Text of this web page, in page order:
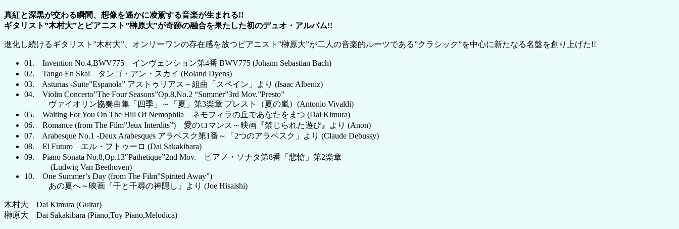
真紅と深黒が交わる瞬間、想像を遙かに凌駕する音楽が生まれる!!
ギタリスト”木村大”とピアニスト”榊原大”が奇跡の融合を果たした初のデュオ・アルバム!!
進化し続けるギタリスト”木村大”、オンリーワンの存在感を放つピアニスト”榊原大”が二人の音楽的ルーツである”クラシック”を中心に新たなる名盤を創り上げた!!
01. Invention No.4,BWV775 インヴェンション第4番 BWV775 (Johann Sebastian Bach)
02. Tango En Skai タンゴ・アン・スカイ (Roland Dyens)
03. Asturias -Suite”Espanola” アストゥリアス～組曲「スペイン」より (Isaac Albeniz)
04. Violin Concerto”The Four Seasons”Op.8,No.2 “Summer”3rd Mov.”Presto”
ヴァイオリン協奏曲集「四季」～「夏」第3楽章 プレスト（夏の嵐）(Antonio Vivaldi)
05. Waiting For You On The Hill Of Nemophila ネモフィラの丘であなたをまつ (Dai Kimura)
06. Romance (from The Film”Jeux Interdits”) 愛のロマンス～映画『禁じられた遊び』より (Anon)
07. Arabesque No.1 -Deux Arabesques アラベスク第1番～「2つのアラベスク」より (Claude Debussy)
08. El Futuro エル・フトゥーロ (Dai Sakakibara)
09. Piano Sonata No.8,Op.13″Pathetique”2nd Mov. ピアノ・ソナタ第8番「悲愴」第2楽章
(Ludwig Van Beethoven)
10. One Summer’s Day (from The Film”Spirited Away”)
あの夏へ～映画『千と千尋の神隠し』より (Joe Hisaishi)
木村大 Dai Kimura (Guitar)
榊原大 Dai Sakakibara (Piano,Toy Piano,Melodica)